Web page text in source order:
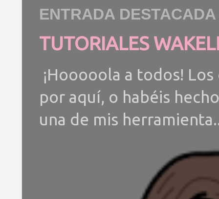
ENTRADA DESTACADA
TUTORIALES
¡Hooooola a todos!
por aquí, o habéis
una de mis